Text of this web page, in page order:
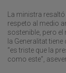
La ministra
respeto al medio
sostenible, pero
la Generalitat
“es triste que la
como este”,